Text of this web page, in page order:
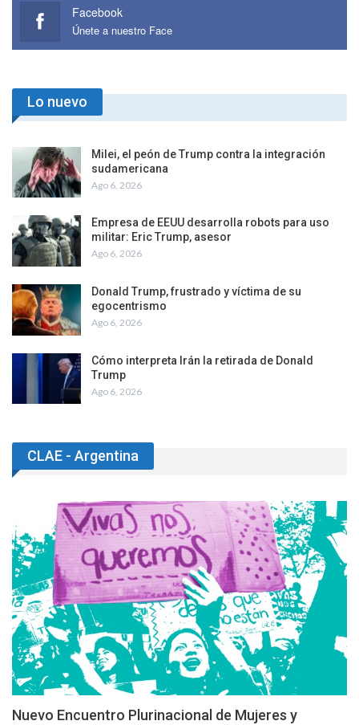
Facebook
Únete a nuestro Face
Lo nuevo
Milei, el peón de Trump contra la integración
sudamericana
Ago 6, 2026
Empresa de EEUU desarrolla robots para uso
militar: Eric Trump, asesor
Ago 6, 2026
Donald Trump, frustrado y víctima de su
egocentrismo
Ago 6, 2026
Cómo interpreta Irán la retirada de Donald
Trump
Ago 6, 2026
CLAE - Argentina
Nuevo Encuentro Plurinacional de Mujeres y